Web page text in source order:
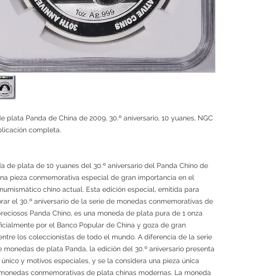
plata Panda de China de 2009, 30.º aniversario, 10 yuanes, NGC
completa.
de plata de 10 yuanes del 30.º aniversario del Panda Chino de
pieza conmemorativa especial de gran importancia en el
chino actual. Esta edición especial, emitida para
el 30.º aniversario de la serie de monedas conmemorativas de
Panda Chino, es una moneda de plata pura de 1 onza
por el Banco Popular de China y goza de gran
los coleccionistas de todo el mundo. A diferencia de la serie
monedas de plata Panda, la edición del 30.º aniversario presenta
único y motivos especiales, y se la considera una pieza única
conmemorativas de plata chinas modernas. La moneda